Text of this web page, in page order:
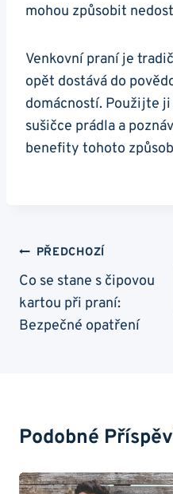
mohou⁤ způsobit
Venkovní praní je
opět dostává ⁣do
domácností. Použijte
sušičce ⁤prádla a
benefity⁣ tohoto
Navigace
Pro
Příspěvek
PŘEDCHOZÍ
Co se stane s čipovou
kartou při praní:
Bezpečné opatření
Podobné